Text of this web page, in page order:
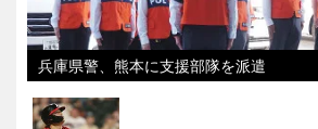
兵庫県警、熊本に支援部隊を派遣